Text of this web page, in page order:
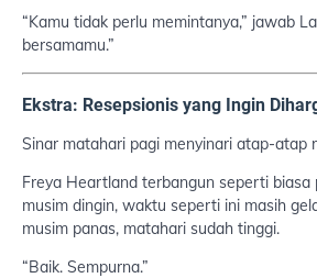
“Kamu tidak perlu memintanya,” jawab
bersamamu.”
Ekstra: Resepsionis yang Ingin
Sinar matahari pagi menyinari atap-atap
Freya Heartland terbangun seperti biasa
musim dingin, waktu seperti ini masih
musim panas, matahari sudah tinggi.
“Baik. Sempurna.”